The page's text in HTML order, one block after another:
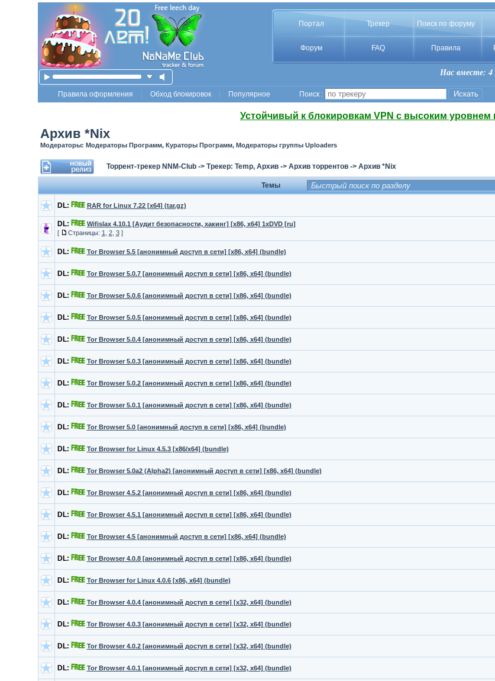
Портал Трекер Поиск по форуму
Форум FAQ Правила
Нас вместе: 4
Правила оформления Обход блокировок Популярное Поиск :
Устойчивый к блокировкам VPN с высоким уровнем
Архив *Nix
Модераторы: Модераторы Программ, Кураторы Программ, Модераторы группы Uploaders
Торрент-трекер NNM-Club-> Трекер: Temp, Архив-> Архив торрентов-> Архив *Nix
Темы
DL: RAR for Linux 7.22 [x64] (tar.gz)
DL:
Wifislax 4.10.1 [Аудит безопасности, хакинг] [x86, х64] 1xDVD [ru]
[
Страницы: 1 2, 3]
DL: Tor Browser 5.5 [анонимный доступ в сети] [х86, x64] (bundle)
DL: Tor Browser 5.0.7 [анонимный доступ в сети] [х86, x64] (bundle)
DL: Tor Browser 5.0.6 [анонимный доступ в сети] [х86, x64] (bundle)
DL: Tor Browser 5.0.5 [анонимный доступ в сети] [х86, x64] (bundle)
DL: Tor Browser 5.0.4 [анонимный доступ в сети] [х86, x64] (bundle)
DL: Tor Browser 5.0.3 [анонимный доступ в сети] [х86, x64] (bundle)
DL: Tor Browser 5.0.2 [анонимный доступ в сети] [х86, x64] (bundle)
DL: Tor Browser 5.0.1 [анонимный доступ в сети] [х86, x64] (bundle)
DL: Tor Browser 5.0 [анонимный доступ в сети] [х86, x64] (bundle)
DL: Tor Browser for Linux 4.5.3 [x86/x64] (bundle)
DL: Tor Browser 5.0a2 (Alpha2) [анонимный доступ в сети] [х86, x64] (bundle)
DL: Tor Browser 4.5.2 [анонимный доступ в сети] [х86, x64] (bundle)
DL: Tor Browser 4.5.1 [анонимный доступ в сети] [х86, x64] (bundle)
DL: Tor Browser 4.5 [анонимный доступ в сети] [х86, x64] (bundle)
DL: Tor Browser 4.0.8 [анонимный доступ в сети] [х86, x64] (bundle)
DL: Tor Browser for Linux 4.0.6 [х86, x64] (bundle)
DL: Tor Browser 4.0.4 [анонимный доступ в сети] [x32, x64] (bundle)
DL: Tor Browser 4.0.3 [анонимный доступ в сети] [x32, x64] (bundle)
DL: Tor Browser 4.0.2 [анонимный доступ в сети] [x32, x64] (bundle)
DL: Tor Browser 4.0.1 [анонимный доступ в сети] [x32, x64] (bundle)